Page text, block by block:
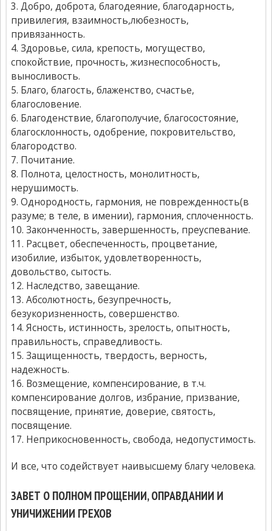
3. Добро, доброта, благодеяние, благодарность,
привилегия, взаимность,любезность,
привязанность.
4. Здоровье, сила, крепость, могущество,
спокойствие, прочность, жизнеспособность,
выносливость.
5. Благо, благость, блаженство, счастье,
благословение.
6. Благоденствие, благополучие, благосостояние,
благосклонность, одобрение, покровительство,
благородство.
7. Почитание.
8. Полнота, целостность, монолитность,
нерушимость.
9. Однородность, гармония, не поврежденность(в
разуме; в теле, в имении), гармония, сплоченность.
10. Законченность, завершенность, преуспевание.
11. Расцвет, обеспеченность, процветание,
изобилие, избыток, удовлетворенность,
довольство, сытость.
12. Наследство, завещание.
13. Абсолютность, безупречность,
безукоризненность, совершенство.
14. Ясность, истинность, зрелость, опытность,
правильность, справедливость.
15. Защищенность, твердость, верность,
надежность.
16. Возмещение, компенсирование, в т.ч.
компенсирование долгов, избрание, призвание,
посвящение, принятие, доверие, святость,
посвящение.
17. Неприкосновенность, свобода, недопустимость.
И все, что содействует наивысшему благу человека.
ЗАВЕТ О ПОЛНОМ ПРОЩЕНИИ, ОПРАВДАНИИ И
УНИЧИЖЕНИИ ГРЕХОВ